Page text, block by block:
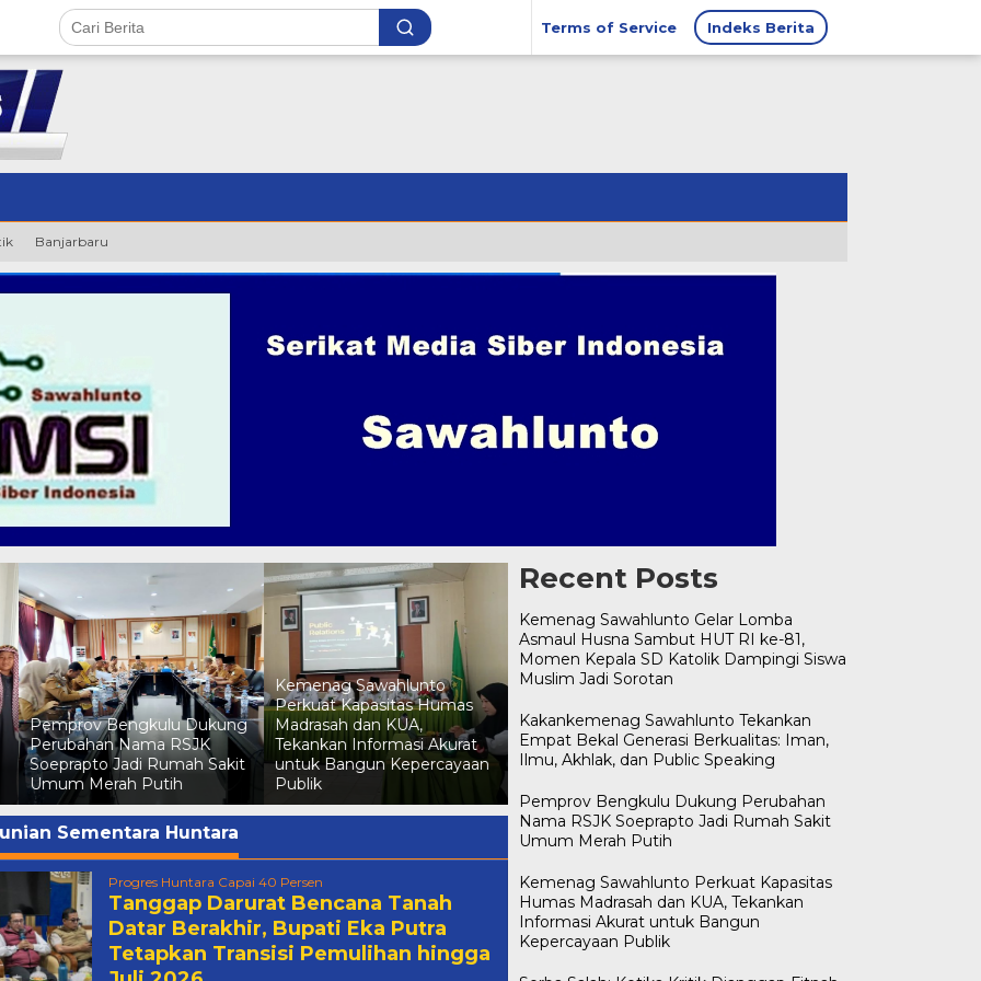
Terms of Service Indeks Berita
Banjarbaru
Pemprov Bengkulu Dukung
Perubahan Nama RSJK
Soeprapto Jadi Rumah Sakit
Umum Merah Putih
Kemenag Sawahlunto
Perkuat Kapasitas Humas
Madrasah dan KUA,
Tekankan Informasi Akurat
untuk Bangun Kepercayaan
Publik
Serba Salah: Ketika Kritik
Dianggap Fitnah, Klarifikasi
Disebut Hujatan, dan Pujian
Sambut HUT RI ke-81,
Momen Kepala SD Katolik
Dampingi Siswa Muslim Jadi
Sementara Huntara
Progres Huntara Capai 40 Persen
Tanggap Darurat Bencana Tanah
Datar Berakhir, Bupati Eka Putra
Tetapkan Transisi Pemulihan hingga
Recent Posts
Kemenag Sawahlunto Gelar Lomba
Asmaul Husna Sambut HUT RI ke-81,
Momen Kepala SD Katolik Dampingi Siswa
Muslim Jadi Sorotan
Kakankemenag Sawahlunto Tekankan
Empat Bekal Generasi Berkualitas: Iman,
Ilmu, Akhlak, dan Public Speaking
Pemprov Bengkulu Dukung Perubahan
Nama RSJK Soeprapto Jadi Rumah Sakit
Umum Merah Putih
Kemenag Sawahlunto Perkuat Kapasitas
Humas Madrasah dan KUA, Tekankan
Informasi Akurat untuk Bangun
Kepercayaan Publik